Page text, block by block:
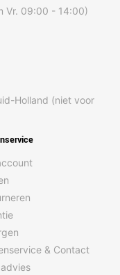
Vr. 09:00 - 14:00)
Holland (niet voor
& Contact